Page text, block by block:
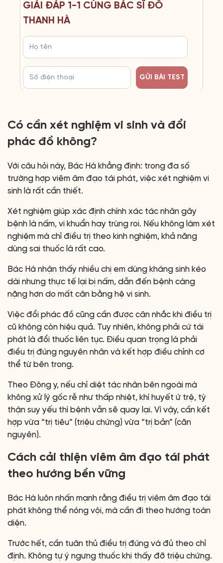
GIẢI ĐÁP 1-1 CÙNG BÁC SĨ ĐỖ
THANH HÀ
GỬI BÀI TEST
Có cần xét nghiệm vi sinh và đổi
phác đồ không?
Với câu hỏi này, Bác Hà khẳng định: trong đa số
trường hợp viêm âm đạo tái phát, việc xét nghiệm vi
sinh là rất cần thiết.
Xét nghiệm giúp xác định chính xác tác nhân gây
bệnh là nấm, vi khuẩn hay trùng roi. Nếu không làm xét
nghiệm mà chỉ điều trị theo kinh nghiệm, khả năng
dùng sai thuốc là rất cao.
Bác Hà nhận thấy nhiều chị em dùng kháng sinh kéo
dài nhưng thực tế lại bị nấm, dẫn đến bệnh càng
nặng hơn do mất cân bằng hệ vi sinh.
Việc đổi phác đồ cũng cần được cân nhắc khi điều trị
cũ không còn hiệu quả. Tuy nhiên, không phải cứ tái
phát là đổi thuốc liên tục. Điều quan trọng là phải
điều trị đúng nguyên nhân và kết hợp điều chỉnh cơ
thể từ bên trong.
Theo Đông y, nếu chỉ diệt tác nhân bên ngoài mà
không xử lý gốc rễ như thấp nhiệt, khí huyết ứ trệ, tỳ
thận suy yếu thì bệnh vẫn sẽ quay lại. Vì vậy, cần kết
hợp vừa “trị tiêu” (triệu chứng) vừa “trị bản” (căn
nguyên).
Cách cải thiện viêm âm đạo tái phát
theo hướng bền vững
Bác Hà luôn nhấn mạnh rằng điều trị viêm âm đạo tái
phát không thể nóng vội, mà cần đi theo hướng toàn
diện.
Trước hết, cần tuân thủ điều trị đúng và đủ theo chỉ
định. Không tự ý ngưng thuốc khi thấy đỡ triệu chứng.